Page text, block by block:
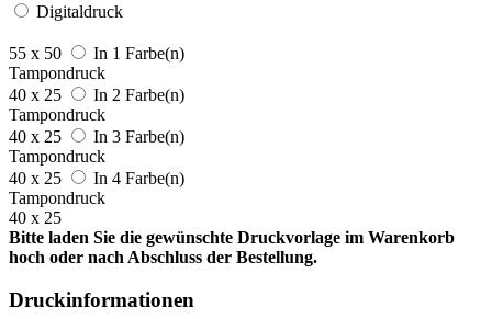
Digitaldruck
55 x 50
In 1 Farbe(n)
Tampondruck
40 x 25
In 2 Farbe(n)
Tampondruck
40 x 25
In 3 Farbe(n)
Tampondruck
40 x 25
In 4 Farbe(n)
Tampondruck
40 x 25
Bitte laden Sie die gewünschte Druckvorlage im Warenkorb
hoch oder nach Abschluss der Bestellung.
Druckinformationen